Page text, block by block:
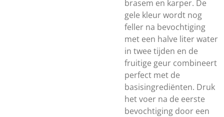
brasem en karper. De
gele kleur wordt nog
feller na bevochtiging
met een halve liter water
in twee tijden en de
fruitige geur combineert
perfect met de
basisingrediënten. Druk
het voer na de eerste
bevochtiging door een